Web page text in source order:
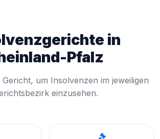
in
Pfalz
Gericht, um Insolvenzen im jeweiligen
einzusehen.